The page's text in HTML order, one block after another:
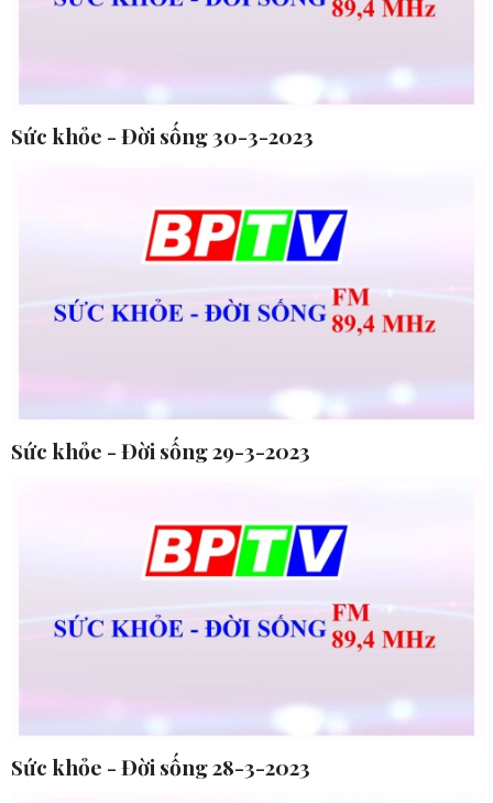
Sức khỏe - Đời sống 30-3-2023
Sức khỏe - Đời sống 29-3-2023
Sức khỏe - Đời sống 28-3-2023